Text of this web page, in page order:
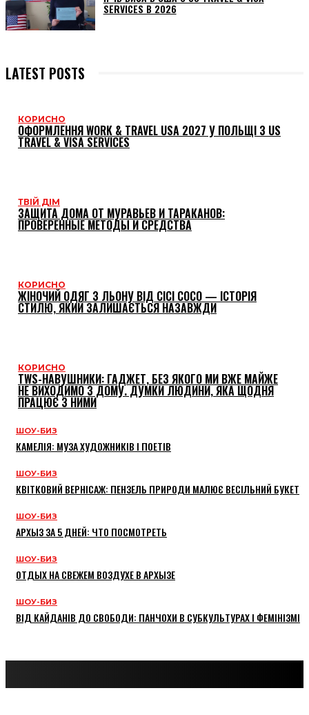
SERVICES В 2026
LATEST POSTS
КОРИСНО
ОФОРМЛЕННЯ WORK & TRAVEL USA 2027 У ПОЛЬЩІ З US
TRAVEL & VISA SERVICES
ТВІЙ ДІМ
ЗАЩИТА ДОМА ОТ МУРАВЬЕВ И ТАРАКАНОВ:
ПРОВЕРЕННЫЕ МЕТОДЫ И СРЕДСТВА
КОРИСНО
ЖІНОЧИЙ ОДЯГ З ЛЬОНУ ВІД CICI COCO — ІСТОРІЯ
СТИЛЮ, ЯКИЙ ЗАЛИШАЄТЬСЯ НАЗАВЖДИ
КОРИСНО
TWS-НАВУШНИКИ: ГАДЖЕТ, БЕЗ ЯКОГО МИ ВЖЕ МАЙЖЕ
НЕ ВИХОДИМО З ДОМУ. ДУМКИ ЛЮДИНИ, ЯКА ЩОДНЯ
ПРАЦЮЄ З НИМИ
ШОУ-БИЗ
КАМЕЛІЯ: МУЗА ХУДОЖНИКІВ І ПОЕТІВ
ШОУ-БИЗ
КВІТКОВИЙ ВЕРНІСАЖ: ПЕНЗЕЛЬ ПРИРОДИ МАЛЮЄ ВЕСІЛЬНИЙ БУКЕТ
ШОУ-БИЗ
АРХЫЗ ЗА 5 ДНЕЙ: ЧТО ПОСМОТРЕТЬ
ШОУ-БИЗ
ОТДЫХ НА СВЕЖЕМ ВОЗДУХЕ В АРХЫЗЕ
ШОУ-БИЗ
ВІД КАЙДАНІВ ДО СВОБОДИ: ПАНЧОХИ В СУБКУЛЬТУРАХ І ФЕМІНІЗМІ